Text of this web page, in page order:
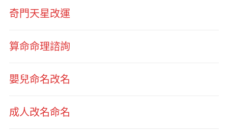
奇門天星改運
算命命理諮詢
嬰兒命名改名
成人改名命名